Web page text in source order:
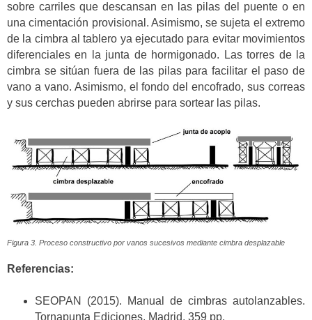
sobre carriles que descansan en las pilas del puente o en
una cimentación provisional. Asimismo, se sujeta el extremo
de la cimbra al tablero ya ejecutado para evitar movimientos
diferenciales en la junta de hormigonado. Las torres de la
cimbra se sitúan fuera de las pilas para facilitar el paso de
vano a vano. Asimismo, el fondo del encofrado, sus correas
y sus cerchas pueden abrirse para sortear las pilas.
Figura 3. Proceso constructivo por vanos sucesivos mediante cimbra desplazable
Referencias:
SEOPAN (2015). Manual de cimbras autolanzables.
Tornapunta Ediciones, Madrid, 359 pp.